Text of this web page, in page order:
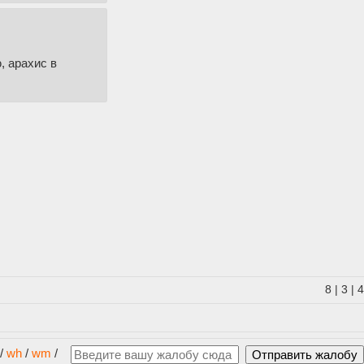
арахис в
8 3 4
/ wh / wm /